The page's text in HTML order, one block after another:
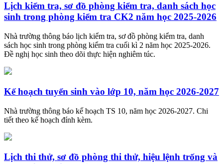
Lịch kiểm tra, sơ đồ phòng kiểm tra, danh sách học
sinh trong phòng kiểm tra CK2 năm học 2025-2026
Nhà trường thông báo lịch kiểm tra, sơ đồ phòng kiểm tra, danh
sách học sinh trong phòng kiểm tra cuối kì 2 năm học 2025-2026.
Đề nghị học sinh theo dõi thực hiện nghiêm túc.
Kế hoạch tuyển sinh vào lớp 10, năm học 2026-2027
Nhà trường thông báo kế hoạch TS 10, năm học 2026-2027. Chi
tiết theo kế hoạch đính kèm.
Lịch thi thử, sơ đồ phòng thi thử, hiệu lệnh trống và